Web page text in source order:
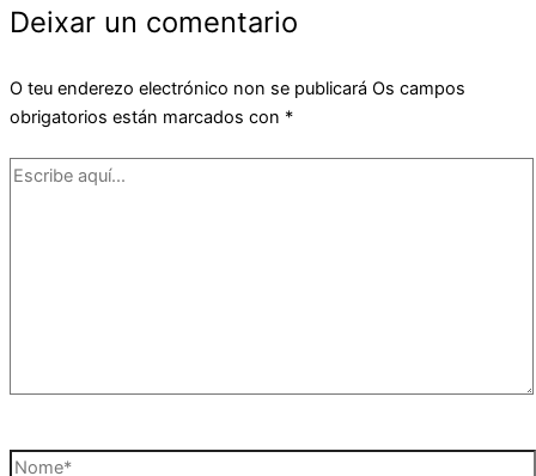
Deixar un comentario
O teu enderezo electrónico non se publicará Os campos
obrigatorios están marcados con *
Escribe
Nome*